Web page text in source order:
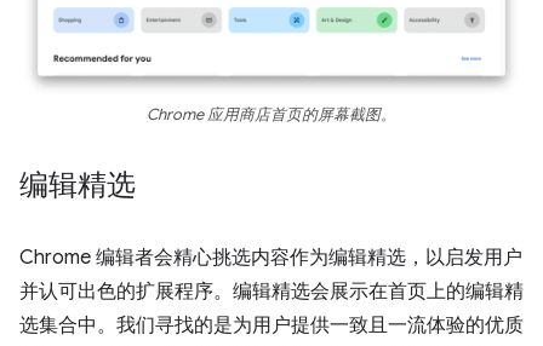
Chrome 应用商店首页的屏幕截图。
编辑精选
Chrome 编辑者会精心挑选内容作为编辑精选，以启发用户
并认可出色的扩展程序。编辑精选会展示在首页上的编辑精
选集合中。我们寻找的是为用户提供一致且一流体验的优质